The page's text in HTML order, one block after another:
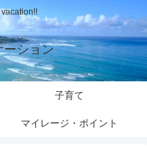
ーション
子育て
マイレージ・ポイント